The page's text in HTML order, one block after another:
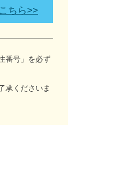
ちら>>
番号」を必ず
承くださいま